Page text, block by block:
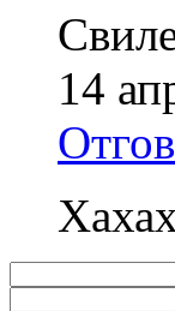
14